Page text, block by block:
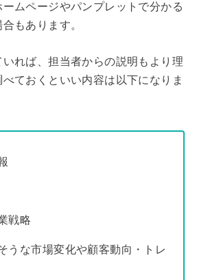
ムページやパンプレットで分かる
もあります。
いれば、担当者からの説明もより理
ておくといい内容は以下になりま
戦略
うな市場変化や顧客動向・トレ